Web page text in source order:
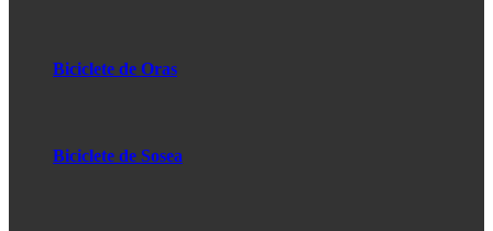
Biciclete de Oras
Biciclete de Sosea